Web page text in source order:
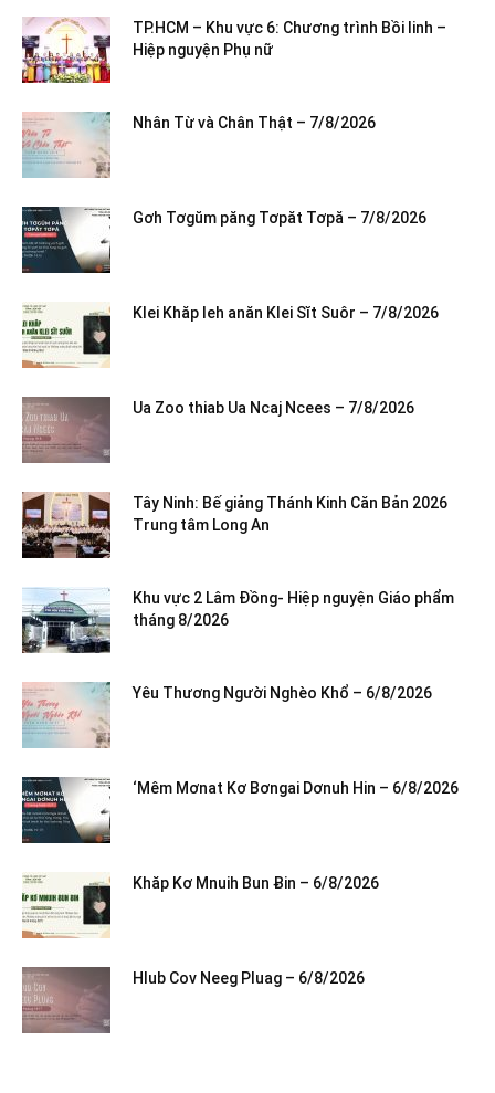
TP.HCM – Khu vực 6: Chương trình Bồi linh –
Hiệp nguyện Phụ nữ
Nhân Từ và Chân Thật – 7/8/2026
Gơh Tơgŭm păng Tơpăt Tơpă – 7/8/2026
Klei Khăp leh anăn Klei Sĭt Suôr – 7/8/2026
Ua Zoo thiab Ua Ncaj Ncees – 7/8/2026
Tây Ninh: Bế giảng Thánh Kinh Căn Bản 2026
Trung tâm Long An
Khu vực 2 Lâm Đồng- Hiệp nguyện Giáo phẩm
tháng 8/2026
Yêu Thương Người Nghèo Khổ – 6/8/2026
‘Mêm Mơnat Kơ Bơngai Dơnuh Hin – 6/8/2026
Khăp Kơ Mnuih Bun Ƀin – 6/8/2026
Hlub Cov Neeg Pluag – 6/8/2026